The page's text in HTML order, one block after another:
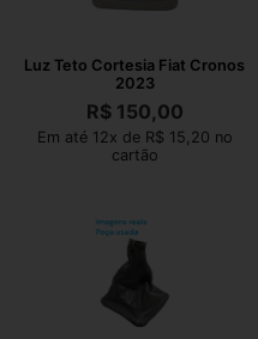
Luz Teto Cortesia Fiat Cronos
2023
R$150,00
Em até 12x de R$ 15,20 no
cartão